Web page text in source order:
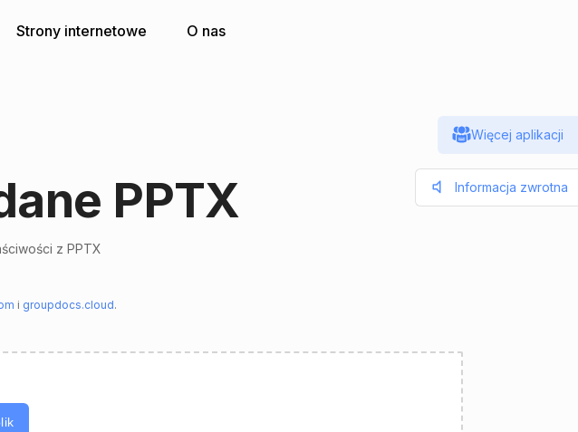
Strony internetowe O nas
PPTX
z PPTX
i groupdocs.cloud.
Więcej aplikacji
Informacja zwrotna